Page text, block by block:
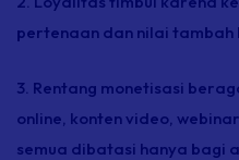
pertenaan dan nilai tambah
3. Rentang monetisasi
online, konten video,
semua dibatasi hanya bagi